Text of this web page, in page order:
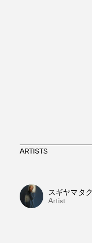
ARTISTS
スギヤマタ
Artist